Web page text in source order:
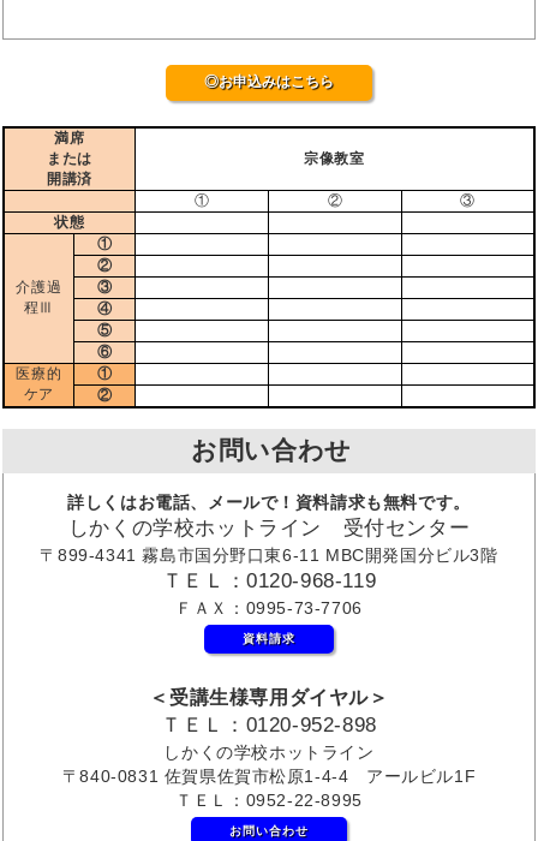
◎お申込みはこちら
満席
または
開講済
宗像教室
① ②
③
状態
介護過
程Ⅲ
①
②
③
④
⑤
⑥
医療的
ケア
①
②
お問い合わせ
詳しくはお電話、メールで！資料請求も無料です。
しかくの学校ホットライン 受付センター
〒899-4341 霧島市国分野口東6-11 MBC開発国分ビル3階
ＴＥＬ：0120-968-119
ＦＡＸ：0995-73-7706
資料請求
＜受講生様専用ダイヤル＞
ＴＥＬ：0120-952-898
しかくの学校ホットライン
〒840-0831 佐賀県佐賀市松原1-4-4 アールビル1F
ＴＥＬ：0952-22-8995
お問い合わせ